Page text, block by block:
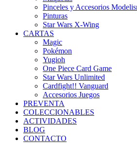
Pinceles y Accesorios
Pinturas
Star Wars X-Wing
CARTAS
Magic
Pokémon
Yugioh
One Piece Card Game
Star Wars Unlimited
Cardfight!! Vanguard
Accesorios Juegos
PREVENTA
COLECCIONABLES
ACTIVIDADES
BLOG
CONTACTO